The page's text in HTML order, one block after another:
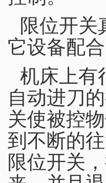
限位开关
它设备配
机床上有
自动进刀
关使被控
到不断的
限位开关